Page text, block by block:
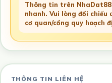
Thông tin trên
nhanh. Vui lòng đối
cơ quan/cổng quy hoạch
THÔNG TIN LIÊN HỆ